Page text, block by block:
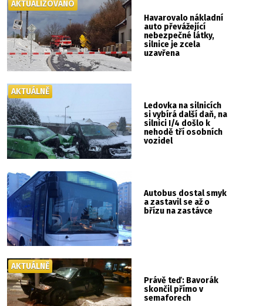
Havarovalo nákladní
auto převážející
nebezpečné látky,
silnice je zcela
uzavřena
AKTUALIZOVÁNO
Ledovka na silnicích
si vybírá další daň, na
silnici I/4 došlo k
nehodě tří osobních
vozidel
AKTUÁLNĚ
Autobus dostal smyk
a zastavil se až o
břízu na zastávce
Právě teď: Bavorák
skončil přímo v
semaforech
AKTUÁLNĚ